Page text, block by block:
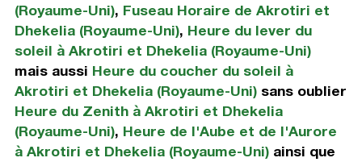
(Royaume-Uni), Fuseau Horaire de Akrotiri et
Dhekelia (Royaume-Uni), Heure du lever du
soleil à Akrotiri et Dhekelia (Royaume-Uni)
mais aussi Heure du coucher du soleil à
Akrotiri et Dhekelia (Royaume-Uni)sans oublier
Heure du Zenith à Akrotiri et Dhekelia
(Royaume-Uni), Heure de l'Aube et de l'Aurore
à Akrotiri et Dhekelia (Royaume-Uni)ainsi que